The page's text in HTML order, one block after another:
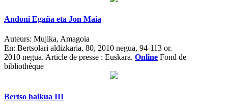
Andoni Egaña eta Jon Maia
Auteurs: Mujika, Amagoia
En: Bertsolari aldizkaria, 80, 2010 negua, 94-113 or.
2010 negua. Article de presse : Euskara. Online Fond de
bibliothèque
Bertso haikua III